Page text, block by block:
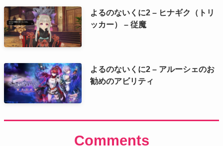
よるのないくに2 – ヒナギク（トリ
ッカー） – 従魔
よるのないくに2 – アルーシェのお
勧めのアビリティ
Comments